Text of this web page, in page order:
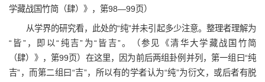
学藏战国竹简（肆）》，第98—99页）
从学界的研究看，此处的“纯”并未引起多少注意。整理者理解为
“皆”，即以“纯吉”为“皆吉”。（参见《清华大学藏战国竹简
（肆）》，第99页）在这里，因为前后两组卦例并列，第一组曰“纯
吉”，而第二组曰“吉”，所以有的学者认为“纯”为衍文，或后者有脱